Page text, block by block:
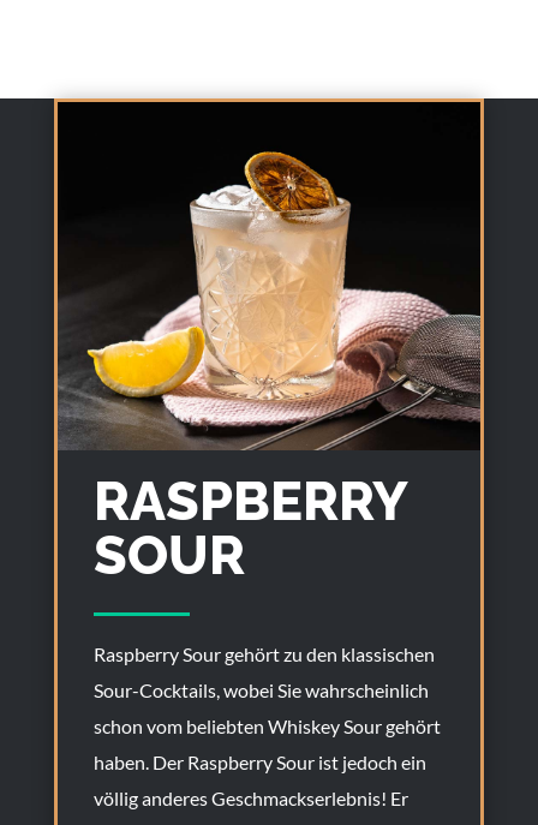
RASPBERRY
SOUR
Raspberry Sour gehört zu den klassischen
Sour-Cocktails, wobei Sie wahrscheinlich
schon vom beliebten Whiskey Sour gehört
haben. Der Raspberry Sour ist jedoch ein
völlig anderes Geschmackserlebnis! Er